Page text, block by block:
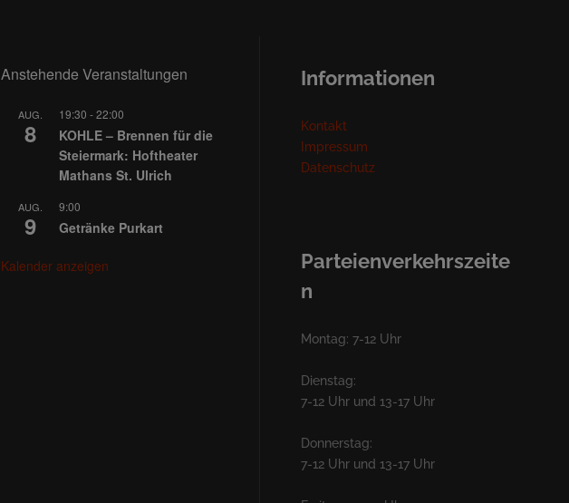
Anstehende Veranstaltungen
AUG.
8
19:30 -22:00
KOHLE – Brennen für die
Steiermark: Hoftheater
Mathans St. Ulrich
AUG.
9
9:00
Getränke Purkart
Kalender anzeigen
Informationen
Kontakt
Impressum
Datenschutz
Parteienverkehrszeite
n
Montag: 7-12 Uhr
Dienstag:
7-12 Uhr und 13-17 Uhr
Donnerstag:
7-12 Uhr und 13-17 Uhr